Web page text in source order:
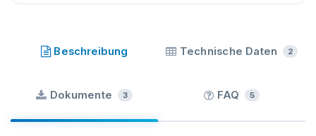
Beschreibung Technische Daten 2
Dokumente 3 FAQ 5